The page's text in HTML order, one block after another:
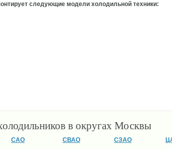
следующие модели холодильной техники:
в округах Москвы
САО СВАО СЗАО